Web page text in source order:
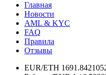
Главная
Новости
AML & KYC
FAQ
Правила
Отзывы
EUR/ETH